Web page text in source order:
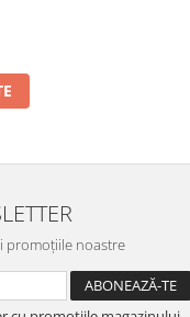
promoțiile noastre